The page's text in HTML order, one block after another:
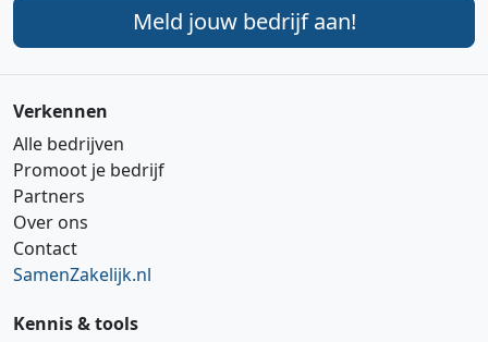
Meld jouw bedrijf aan!
Verkennen
Alle bedrijven
Promoot je bedrijf
Partners
Over ons
Contact
SamenZakelijk.nl
Kennis & tools